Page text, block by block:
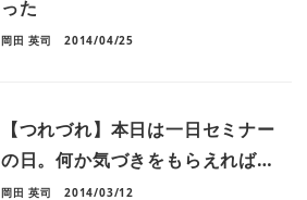
った
岡田 英司 2014/04/25
【つれづれ】本日は一日セミナー
の日。何か気づきをもらえれば…
岡田 英司 2014/03/12